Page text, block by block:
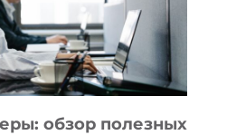
обзор полезных